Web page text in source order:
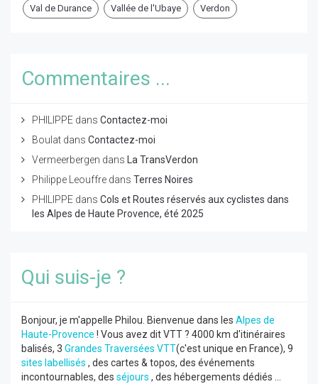
Val de Durance Vallée de l'Ubaye Verdon
Commentaires ...
PHILIPPE dans Contactez-moi
Boulat dans Contactez-moi
Vermeerbergen dans
La TransVerdon
Philippe Leouffre dans Terres Noires
PHILIPPE dans Cols et Routes réservés aux cyclistes dans
les Alpes de Haute Provence, été 2025
Qui suis-je ?
Bonjour, je m'appelle Philou. Bienvenue dans les Alpes de
Haute-Provence ! Vous avez dit VTT ? 4000 km d'itinéraires
balisés, 3 Grandes Traversées VTT(c'est unique en France), 9
sites labellisés , des cartes & topos, des événements
incontournables, des séjours , des hébergements dédiés ...